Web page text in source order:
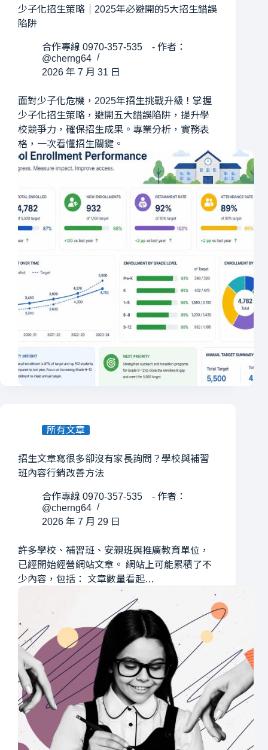
少子化招生策略｜2025年必避開的5大招生錯誤
陷阱
合作專線 0970-357-535 - 作者：
@cherng64
2026 年 7 月 31 日
面對少子化危機，2025年招生挑戰升級！掌握
少子化招生策略，避開五大錯誤陷阱，提升學
校競爭力，確保招生成果。專業分析，實務表
格，一次看懂招生關鍵。
所有文章
招生文章寫很多卻沒有家長詢問？學校與補習
班內容行銷改善方法
合作專線 0970-357-535 - 作者：
@cherng64
2026 年 7 月 29 日
許多學校、補習班、安親班與推廣教育單位，
已經開始經營網站文章。 網站上可能累積了不
少內容，包括： 文章數量看起…